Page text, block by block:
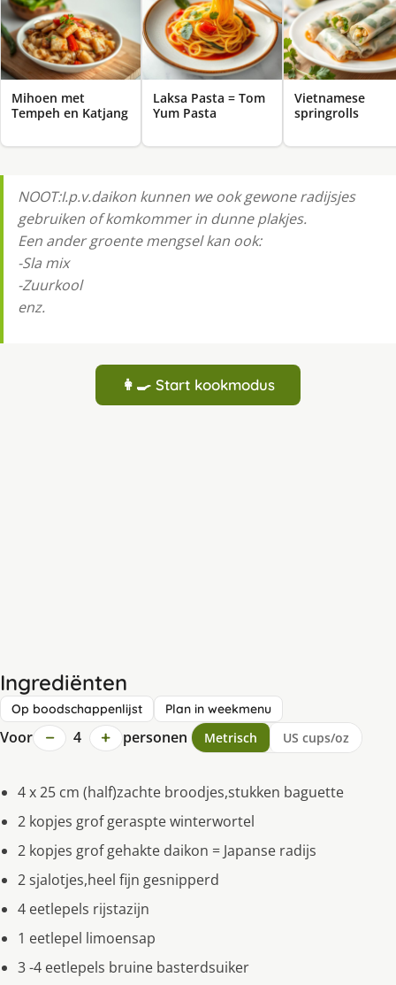
Mihoen met
Tempeh en Katjang
Laksa Pasta = Tom
Yum Pasta
Vietnamese
springrolls
NOOT:I.p.v.daikon kunnen we ook gewone radijsjes
gebruiken of komkommer in dunne plakjes.
Een ander groente mengsel kan ook:
-Sla mix
-Zuurkool
enz.
👩‍🍳 Start kookmodus
Ingrediënten
Op boodschappenlijst Plan in weekmenu
Voor − 4 + personen Metrisch US cups/oz
4 x 25 cm (half)zachte broodjes,stukken baguette
2 kopjes grof geraspte winterwortel
2 kopjes grof gehakte daikon = Japanse radijs
2 sjalotjes,heel fijn gesnipperd
4 eetlepels rijstazijn
1 eetlepel limoensap
3 -4 eetlepels bruine basterdsuiker